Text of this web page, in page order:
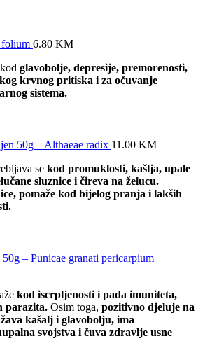
6.80 KM
glavobolje, depresije, premorenosti,
krvnog pritiska i za očuvanje
sistema.
50g – Althaeae radix 11.00 KM
se kod promuklosti, kašlja, upale
sluznice i čireva na želucu.
pomaže kod bijelog pranja i lakših
– Punicae granati pericarpium
kod iscrpljenosti i pada imuniteta,
parazita. Osim toga, pozitivno djeluje na
kašalj i glavobolju, ima
svojstva i čuva zdravlje usne